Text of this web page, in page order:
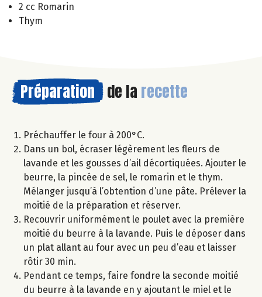
2 cc Romarin
Thym
Préparation de la recette
Préchauffer le four à 200°C.
Dans un bol, écraser légèrement les fleurs de
lavande et les gousses d’ail décortiquées. Ajouter le
beurre, la pincée de sel, le romarin et le thym.
Mélanger jusqu’à l’obtention d’une pâte. Prélever la
moitié de la préparation et réserver.
Recouvrir uniformément le poulet avec la première
moitié du beurre à la lavande. Puis le déposer dans
un plat allant au four avec un peu d’eau et laisser
rôtir 30 min.
Pendant ce temps, faire fondre la seconde moitié
du beurre à la lavande en y ajoutant le miel et le